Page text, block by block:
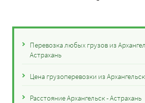
Перевозка любых грузов из
Астрахань
Цена грузоперевозки из
Расстояние Архангельск - Астрахань